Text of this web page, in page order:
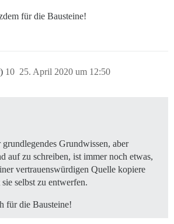
für die Bausteine!
25. April 2020 um 12:50
10
Grundwissen, aber
auf zu schreiben, ist immer noch etwas,
vertrauenswürdigen Quelle kopiere
selbst zu entwerfen.
für die Bausteine!